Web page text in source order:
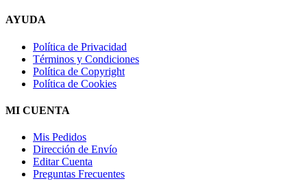
AYUDA
Política de Privacidad
Términos y Condiciones
Política de Copyright
Política de Cookies
MI CUENTA
Mis Pedidos
Dirección de Envío
Editar Cuenta
Preguntas Frecuentes